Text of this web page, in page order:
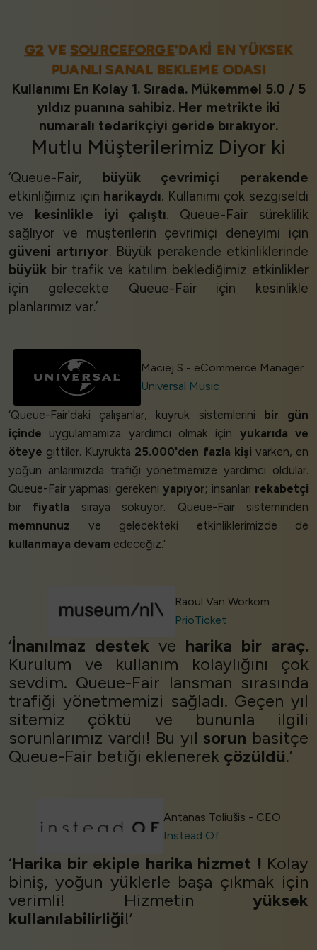
G2 VESOURCEFORGE'DAKI EN YÜKSEK
PUANLI SANAL BEKLEME ODASI
Kullanımı En Kolay 1. Sırada. Mükemmel 5.0 / 5
yıldız puanına sahibiz. Her metrikte iki
numaralı tedarikçiyi geride bırakıyor.
Mutlu Müşterilerimiz Diyor ki
‘Queue-Fair, büyük çevrimiçi perakende
etkinliğimiz için harikaydı. Kullanımı çok sezgiseldi
ve kesinlikle iyi çalıştı. Queue-Fair süreklilik
sağlıyor ve müşterilerin çevrimiçi deneyimi için
güveni artırıyor. Büyük perakende etkinliklerinde
büyük bir trafik ve katılım beklediğimiz etkinlikler
için gelecekte Queue-Fair için kesinlikle
planlarımız var.’
Maciej S - eCommerce Manager
Universal Music
‘Queue-Fair'daki çalışanlar, kuyruk sistemlerini bir gün
içinde uygulamamıza yardımcı olmak için yukarıda ve
öteye gittiler. Kuyrukta 25.000'den fazla kişi varken, en
yoğun anlarımızda trafiği yönetmemize yardımcı oldular.
Queue-Fair yapması gerekeniyapıyor; insanları rekabetçi
bir fiyatla sıraya sokuyor. Queue-Fair sisteminden
memnunuz ve gelecekteki etkinliklerimizde de
kullanmaya devam edeceğiz.’
Raoul Van Workom
PrioTicket
‘İnanılmaz destek ve harika bir araç.
Kurulum ve kullanım kolaylığını çok
sevdim. Queue-Fair lansman sırasında
trafiği yönetmemizi sağladı. Geçen yıl
sitemiz çöktü ve bununla ilgili
sorunlarımız vardı! Bu yılsorun basitçe
Queue-Fair betiği eklenerek çözüldü.’
Antanas Toliušis - CEO
Instead Of
‘Harika bir ekiple harika hizmet ! Kolay
biniş, yoğun yüklerle başa çıkmak için
verimli! Hizmetin yüksek
kullanılabilirliği!’